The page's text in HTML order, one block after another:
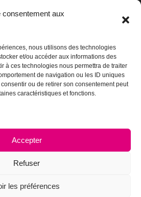
consentement aux
nous utilisons des technologies
et/ou accéder aux informations des
à ces technologies nous permettra de traiter
de navigation ou les ID uniques
ou de retirer son consentement peut
caractéristiques et fonctions.
Accepter
Refuser
les préférences